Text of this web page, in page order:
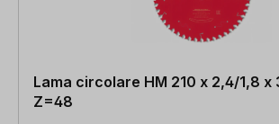
Lama circolare HM 210 x 2,4/1,8 x
Z=48